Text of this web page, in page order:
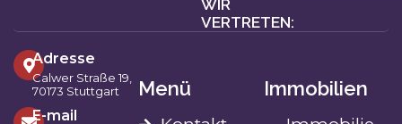
WIR
VERTRETEN:
Adresse
Calwer Straße 19,
70173 Stuttgart
E-mail
Menü Immobilien